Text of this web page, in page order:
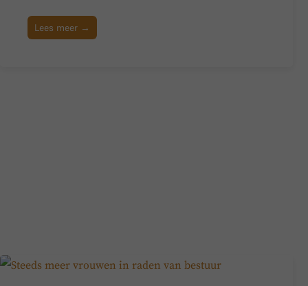
Lees meer →